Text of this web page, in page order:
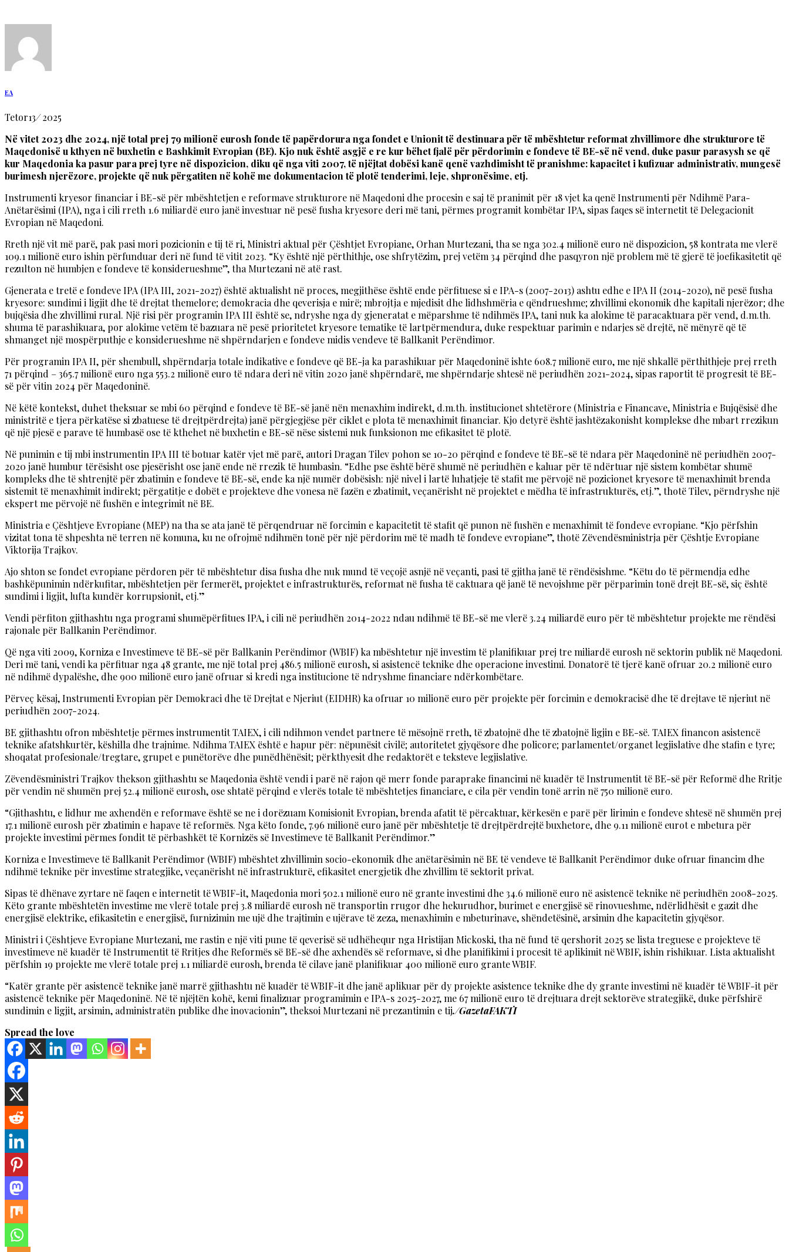
EA
Tetor13/2025
Në vitet 2023 dhe 2024, një total prej 79 milionë eurosh fonde të papërdorura nga fondet e Unionit të destinuara për të mbështetur reformat zhvillimore dhe strukturore të
Maqedonisë u kthyen në buxhetin e Bashkimit Evropian (BE). Kjo nuk është asgjë e re kur bëhet fjalë për përdorimin e fondeve të BE-së në vend, duke pasur parasysh se që
kur Maqedonia ka pasur para prej tyre në dispozicion, diku që nga viti 2007, të njëjtat dobësi kanë qenë vazhdimisht të pranishme: kapacitet i kufizuar administrativ, mungesë
burimesh njerëzore, projekte që nuk përgatiten në kohë me dokumentacion të plotë tenderimi, leje, shpronësime, etj.
Instrumenti kryesor financiar i BE-së për mbështetjen e reformave strukturore në Maqedoni dhe procesin e saj të pranimit për 18 vjet ka qenë Instrumenti për Ndihmë Para-
Anëtarësimi (IPA), nga i cili rreth 1.6 miliardë euro janë investuar në pesë fusha kryesore deri më tani, përmes programit kombëtar IPA, sipas faqes së internetit të Delegacionit
Evropian në Maqedoni.
Rreth një vit më parë, pak pasi mori pozicionin e tij të ri, Ministri aktual për Çështjet Evropiane, Orhan Murtezani, tha se nga 302.4 milionë euro në dispozicion, 58 kontrata me vlerë
109.1 milionë euro ishin përfunduar deri në fund të vitit 2023. “Ky është një përthithje, ose shfrytëzim, prej vetëm 34 përqind dhe pasqyron një problem më të gjerë të joefikasitetit që
rezulton në humbjen e fondeve të konsiderueshme”, tha Murtezani në atë rast.
Gjenerata e tretë e fondeve IPA (IPA III, 2021-2027) është aktualisht në proces, megjithëse është ende përfituese si e IPA-s (2007-2013) ashtu edhe e IPA II (2014-2020), në pesë fusha
kryesore: sundimi i ligjit dhe të drejtat themelore; demokracia dhe qeverisja e mirë; mbrojtja e mjedisit dhe lidhshmëria e qëndrueshme; zhvillimi ekonomik dhe kapitali njerëzor; dhe
bujqësia dhe zhvillimi rural. Një risi për programin IPA III është se, ndryshe nga dy gjeneratat e mëparshme të ndihmës IPA, tani nuk ka alokime të paracaktuara për vend, d.m.th.
shuma të parashikuara, por alokime vetëm të bazuara në pesë prioritetet kryesore tematike të lartpërmendura, duke respektuar parimin e ndarjes së drejtë, në mënyrë që të
shmanget një mospërputhje e konsiderueshme në shpërndarjen e fondeve midis vendeve të Ballkanit Perëndimor.
Për programin IPA II, për shembull, shpërndarja totale indikative e fondeve që BE-ja ka parashikuar për Maqedoninë ishte 608.7 milionë euro, me një shkallë përthithjeje prej rreth
71 përqind – 365.7 milionë euro nga 553.2 milionë euro të ndara deri në vitin 2020 janë shpërndarë, me shpërndarje shtesë në periudhën 2021-2024, sipas raportit të progresit të BE-
së për vitin 2024 për Maqedoninë.
Në këtë kontekst, duhet theksuar se mbi 60 përqind e fondeve të BE-së janë nën menaxhim indirekt, d.m.th. institucionet shtetërore (Ministria e Financave, Ministria e Bujqësisë dhe
ministritë e tjera përkatëse si zbatuese të drejtpërdrejta) janë përgjegjëse për ciklet e plota të menaxhimit financiar. Kjo detyrë është jashtëzakonisht komplekse dhe mbart rrezikun
që një pjesë e parave të humbasë ose të kthehet në buxhetin e BE-së nëse sistemi nuk funksionon me efikasitet të plotë.
Në punimin e tij mbi instrumentin IPA III të botuar katër vjet më parë, autori Dragan Tilev pohon se 10-20 përqind e fondeve të BE-së të ndara për Maqedoninë në periudhën 2007-
2020 janë humbur tërësisht ose pjesërisht ose janë ende në rrezik të humbasin. “Edhe pse është bërë shumë në periudhën e kaluar për të ndërtuar një sistem kombëtar shumë
kompleks dhe të shtrenjtë për zbatimin e fondeve të BE-së, ende ka një numër dobësish: një nivel i lartë luhatjeje të stafit me përvojë në pozicionet kryesore të menaxhimit brenda
sistemit të menaxhimit indirekt; përgatitje e dobët e projekteve dhe vonesa në fazën e zbatimit, veçanërisht në projektet e mëdha të infrastrukturës, etj.”, thotë Tilev, përndryshe një
ekspert me përvojë në fushën e integrimit në BE.
Ministria e Çështjeve Evropiane (MEP) na tha se ata janë të përqendruar në forcimin e kapacitetit të stafit që punon në fushën e menaxhimit të fondeve evropiane. “Kjo përfshin
vizitat tona të shpeshta në terren në komuna, ku ne ofrojmë ndihmën tonë për një përdorim më të madh të fondeve evropiane”, thotë Zëvendësministrja për Çështje Evropiane
Viktorija Trajkov.
Ajo shton se fondet evropiane përdoren për të mbështetur disa fusha dhe nuk mund të veçojë asnjë në veçanti, pasi të gjitha janë të rëndësishme. “Këtu do të përmendja edhe
bashkëpunimin ndërkufitar, mbështetjen për fermerët, projektet e infrastrukturës, reformat në fusha të caktuara që janë të nevojshme për përparimin tonë drejt BE-së, siç është
sundimi i ligjit, lufta kundër korrupsionit, etj.”
Vendi përfiton gjithashtu nga programi shumëpërfitues IPA, i cili në periudhën 2014-2022 ndau ndihmë të BE-së me vlerë 3.24 miliardë euro për të mbështetur projekte me rëndësi
rajonale për Ballkanin Perëndimor.
Që nga viti 2009, Korniza e Investimeve të BE-së për Ballkanin Perëndimor (WBIF) ka mbështetur një investim të planifikuar prej tre miliardë eurosh në sektorin publik në Maqedoni.
Deri më tani, vendi ka përfituar nga 48 grante, me një total prej 486.5 milionë eurosh, si asistencë teknike dhe operacione investimi. Donatorë të tjerë kanë ofruar 20.2 milionë euro
në ndihmë dypalëshe, dhe 900 milionë euro janë ofruar si kredi nga institucione të ndryshme financiare ndërkombëtare.
Përveç kësaj, Instrumenti Evropian për Demokraci dhe të Drejtat e Njeriut (EIDHR) ka ofruar 10 milionë euro për projekte për forcimin e demokracisë dhe të drejtave të njeriut në
periudhën 2007-2024.
BE gjithashtu ofron mbështetje përmes instrumentit TAIEX, i cili ndihmon vendet partnere të mësojnë rreth, të zbatojnë dhe të zbatojnë ligjin e BE-së. TAIEX financon asistencë
teknike afatshkurtër, këshilla dhe trajnime. Ndihma TAIEX është e hapur për: nëpunësit civilë; autoritetet gjyqësore dhe policore; parlamentet/organet legjislative dhe stafin e tyre;
shoqatat profesionale/tregtare, grupet e punëtorëve dhe punëdhënësit; përkthyesit dhe redaktorët e teksteve legjislative.
Zëvendësministri Trajkov thekson gjithashtu se Maqedonia është vendi i parë në rajon që merr fonde paraprake financimi në kuadër të Instrumentit të BE-së për Reformë dhe Rritje
për vendin në shumën prej 52.4 milionë eurosh, ose shtatë përqind e vlerës totale të mbështetjes financiare, e cila për vendin tonë arrin në 750 milionë euro.
“Gjithashtu, e lidhur me axhendën e reformave është se ne i dorëzuam Komisionit Evropian, brenda afatit të përcaktuar, kërkesën e parë për lirimin e fondeve shtesë në shumën prej
17.1 milionë eurosh për zbatimin e hapave të reformës. Nga këto fonde, 7.96 milionë euro janë për mbështetje të drejtpërdrejtë buxhetore, dhe 9.11 milionë eurot e mbetura për
projekte investimi përmes fondit të përbashkët të Kornizës së Investimeve të Ballkanit Perëndimor.”
Korniza e Investimeve të Ballkanit Perëndimor (WBIF) mbështet zhvillimin socio-ekonomik dhe anëtarësimin në BE të vendeve të Ballkanit Perëndimor duke ofruar financim dhe
ndihmë teknike për investime strategjike, veçanërisht në infrastrukturë, efikasitet energjetik dhe zhvillim të sektorit privat.
Sipas të dhënave zyrtare në faqen e internetit të WBIF-it, Maqedonia mori 502.1 milionë euro në grante investimi dhe 34.6 milionë euro në asistencë teknike në periudhën 2008-2025.
Këto grante mbështetën investime me vlerë totale prej 3.8 miliardë eurosh në transportin rrugor dhe hekurudhor, burimet e energjisë së rinovueshme, ndërlidhësit e gazit dhe
energjisë elektrike, efikasitetin e energjisë, furnizimin me ujë dhe trajtimin e ujërave të zeza, menaxhimin e mbeturinave, shëndetësinë, arsimin dhe kapacitetin gjyqësor.
Ministri i Çështjeve Evropiane Murtezani, me rastin e një viti pune të qeverisë së udhëhequr nga Hristijan Mickoski, tha në fund të qershorit 2025 se lista treguese e projekteve të
investimeve në kuadër të Instrumentit të Rritjes dhe Reformës së BE-së dhe axhendës së reformave, si dhe planifikimi i procesit të aplikimit në WBIF, ishin rishikuar. Lista aktualisht
përfshin 19 projekte me vlerë totale prej 1.1 miliardë eurosh, brenda të cilave janë planifikuar 400 milionë euro grante WBIF.
“Katër grante për asistencë teknike janë marrë gjithashtu në kuadër të WBIF-it dhe janë aplikuar për dy projekte asistence teknike dhe dy grante investimi në kuadër të WBIF-it për
asistencë teknike për Maqedoninë. Në të njëjtën kohë, kemi finalizuar programimin e IPA-s 2025-2027, me 67 milionë euro të drejtuara drejt sektorëve strategjikë, duke përfshirë
sundimin e ligjit, arsimin, administratën publike dhe inovacionin”, theksoi Murtezani në prezantimin e tij./GazetaFAKTI
Spread the love